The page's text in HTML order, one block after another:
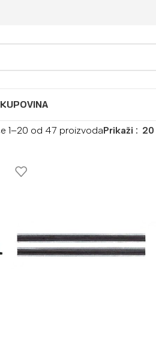
1–20 od 47 proizvodaPrikaži 20